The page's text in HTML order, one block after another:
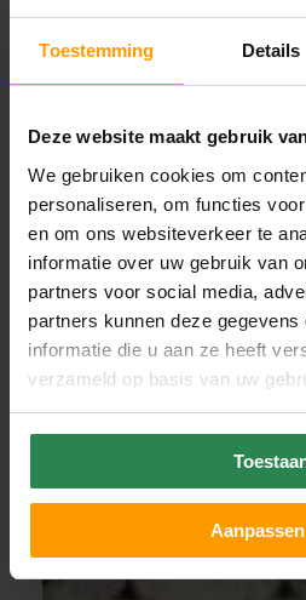
Toestemming Details
Deze website maakt gebruik
We gebruiken cookies om
personaliseren, om functies
en om ons websiteverkeer te
informatie over uw gebruik van
partners voor social media,
partners kunnen deze
informatie die u aan ze heeft
verzameld op basis van uw
Aanpassen
Renovatie en hergebruik van
jaren gaande en dat maakt
aan. In 2019 is vintage en
interieurs ook binnen
Jaren ’70 stijlen en kleuren
worden ook op kantoor
omgeving waar we de
prettig mogelijk te maken.
deze trend, zeker als ze
retro plantenbakken op
aardewerk potten in
en modern interieur staat dit